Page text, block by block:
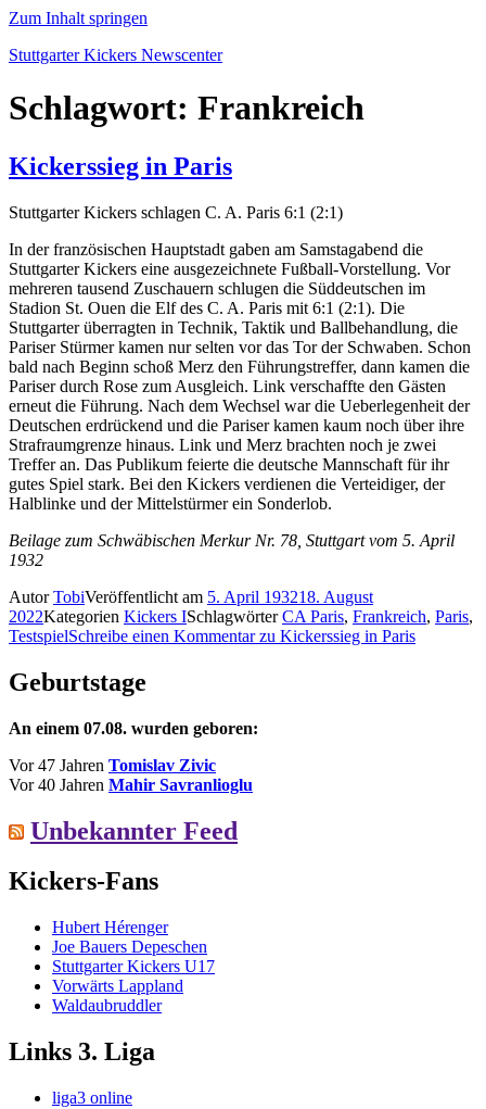
Zum Inhalt springen
Stuttgarter Kickers Newscenter
Schlagwort: Frankreich
Kickerssieg in Paris
Stuttgarter Kickers schlagen C. A. Paris 6:1 (2:1)
In der französischen Hauptstadt gaben am Samstagabend die
Stuttgarter Kickers eine ausgezeichnete Fußball-Vorstellung. Vor
mehreren tausend Zuschauern schlugen die Süddeutschen im
Stadion St. Ouen die Elf des C. A. Paris mit 6:1 (2:1). Die
Stuttgarter überragten in Technik, Taktik und Ballbehandlung, die
Pariser Stürmer kamen nur selten vor das Tor der Schwaben. Schon
bald nach Beginn schoß Merz den Führungstreffer, dann kamen die
Pariser durch Rose zum Ausgleich. Link verschaffte den Gästen
erneut die Führung. Nach dem Wechsel war die Ueberlegenheit der
Deutschen erdrückend und die Pariser kamen kaum noch über ihre
Strafraumgrenze hinaus. Link und Merz brachten noch je zwei
Treffer an. Das Publikum feierte die deutsche Mannschaft für ihr
gutes Spiel stark. Bei den Kickers verdienen die Verteidiger, der
Halblinke und der Mittelstürmer ein Sonderlob.
Beilage zum Schwäbischen Merkur Nr. 78, Stuttgart vom 5. April
1932
AutorTobiVeröffentlicht am 5. April 193218. August
2022Kategorien Kickers ISchlagwörterCA Paris, Frankreich, Paris,
TestspielSchreibe einen Kommentarzu Kickerssieg in Paris
Geburtstage
An einem 07.08. wurden geboren:
Vor 47 Jahren Tomislav Zivic
Vor 40 Jahren Mahir Savranlioglu
Unbekannter Feed
Kickers-Fans
Hubert Hérenger
Joe Bauers Depeschen
Stuttgarter Kickers U17
Vorwärts Lappland
Waldaubruddler
Links 3. Liga
liga3 online